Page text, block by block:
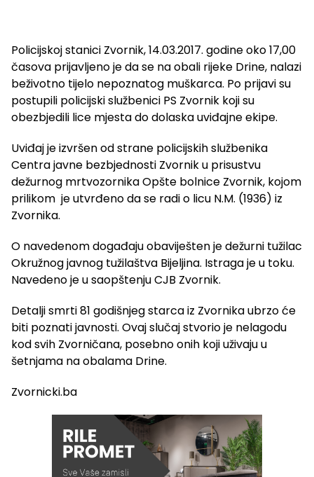
Policijskoj stanici Zvornik, 14.03.2017. godine oko 17,00
časova prijavljeno je da se na obali rijeke Drine, nalazi
beživotno tijelo nepoznatog muškarca. Po prijavi su
postupili policijski službenici PS Zvornik koji su
obezbjedili lice mjesta do dolaska uviđajne ekipe.
Uviđaj je izvršen od strane policijskih službenika
Centra javne bezbjednosti Zvornik u prisustvu
dežurnog mrtvozornika Opšte bolnice Zvornik, kojom
prilikom je utvrđeno da se radi o licu N.M. (1936) iz
Zvornika.
O navedenom događaju obaviješten je dežurni tužilac
Okružnog javnog tužilaštva Bijeljina. Istraga je u toku.
Navedeno je u saopštenju CJB Zvornik.
Detalji smrti 81 godišnjeg starca iz Zvornika ubrzo će
biti poznati javnosti. Ovaj slučaj stvorio je nelagodu
kod svih Zvorničana, posebno onih koji uživaju u
šetnjama na obalama Drine.
Zvornicki.ba